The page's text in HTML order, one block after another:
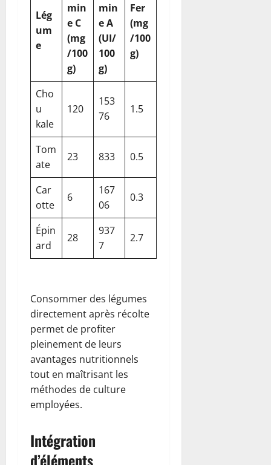
Lég
um
e
min
e C
(mg
/100
g)
min
e A
(UI/
100
g)
Fer
(mg
/100
g)
Cho
u
kale
120
153
76
1.5
Tom
ate
23 833 0.5
Car
otte
6
167
06
0.3
Épin
ard
28
937
7
2.7
Consommer des légumes
directement après récolte
permet de profiter
pleinement de leurs
avantages nutritionnels
tout en maîtrisant les
méthodes de culture
employées.
Intégration
d’éléments